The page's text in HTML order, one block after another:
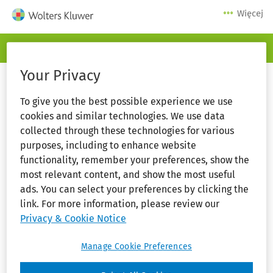
Więcej
Zaloguj się
Your Privacy
To give you the best possible experience we use
cookies and similar technologies. We use data
collected through these technologies for various
purposes, including to enhance website
functionality, remember your preferences, show the
most relevant content, and show the most useful
ads. You can select your preferences by clicking the
link. For more information, please review our
Privacy & Cookie Notice
Manage Cookie Preferences